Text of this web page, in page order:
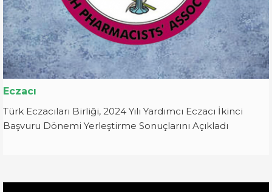
Eczacı
Türk Eczacıları Birliği, 2024 Yılı Yardımcı Eczacı İkinci
Başvuru Dönemi Yerleştirme Sonuçlarını Açıkladı